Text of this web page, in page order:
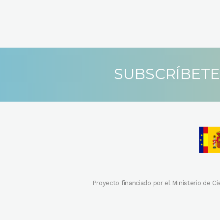
Proyecto financiado por el Ministerio de